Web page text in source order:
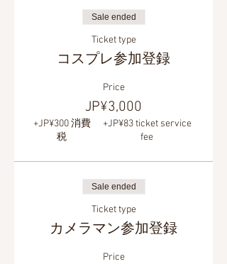
Sale ended
Ticket type
コスプレ参加登録
Price
JP¥3,000
+JP¥300 消費
税
+JP¥83 ticket service
fee
Sale ended
Ticket type
カメラマン参加登録
Price